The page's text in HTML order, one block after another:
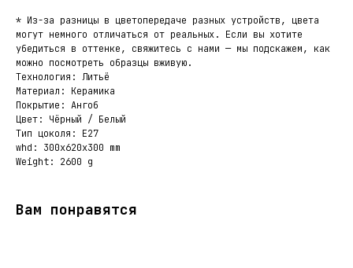
* Из-за разницы в цветопередаче разных устройств, цвета
могут немного отличаться от реальных. Если вы хотите
убедиться в оттенке, свяжитесь с нами — мы подскажем, как
можно посмотреть образцы вживую.
Технология: Литьё
Материал: Керамика
Покрытие: Ангоб
Цвет: Чёрный / Белый
Тип цоколя: E27
whd: 300x620x300 mm
Weight: 2600 g
Вам понравятся